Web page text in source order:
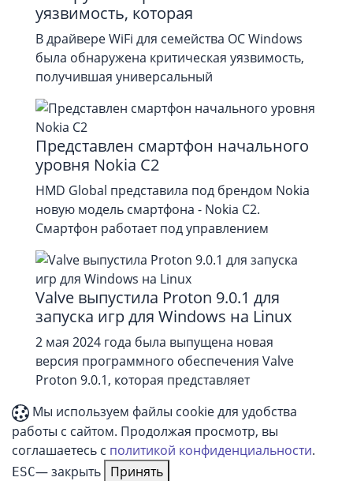
уязвимость, которая
В драйвере WiFi для семейства ОС Windows
была обнаружена критическая уязвимость,
получившая универсальный
Представлен смартфон начального
уровня Nokia C2
HMD Global представила под брендом Nokia
новую модель смартфона - Nokia С2.
Смартфон работает под управлением
Valve выпустила Proton 9.0.1 для
запуска игр для Windows на Linux
2 мая 2024 года была выпущена новая
версия программного обеспечения Valve
Proton 9.0.1, которая представляет
Мы используем файлы cookie для удобства
работы с сайтом. Продолжая просмотр, вы
соглашаетесь с политикой конфиденциальности.
ESC— закрыть Принять